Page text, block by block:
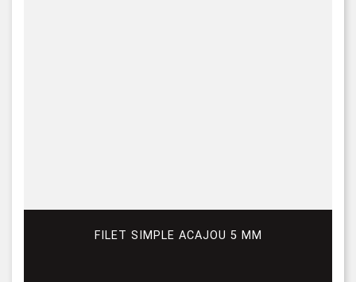
FILET SIMPLE ACAJOU 5 MM